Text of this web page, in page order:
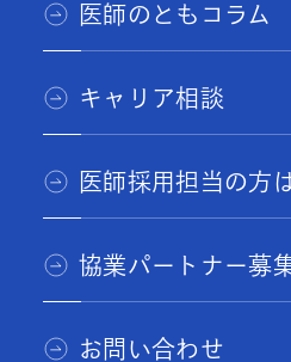
医師のともコラム
キャリア相談
医師採用担当の方
協業パートナー募
お問い合わせ